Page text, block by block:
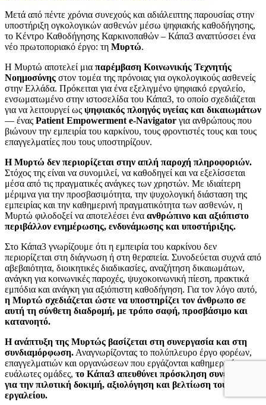
Μετά από πέντε χρόνια συνεχούς και αδιάλειπτης παρουσίας στην
υποστήριξη ογκολογικών ασθενών μέσω ψηφιακής καθοδήγησης,
το Κέντρο Καθοδήγησης Καρκινοπαθών – Κάπα3 αναπτύσσει ένα
νέο πρωτοποριακό έργο: τη Μυρτώ.
Η Μυρτώ αποτελεί μια παρέμβαση Κοινωνικής Τεχνητής
Νοημοσύνης στον τομέα της πρόνοιας για ογκολογικούς ασθενείς
στην Ελλάδα. Πρόκειται για ένα εξελιγμένο ψηφιακό εργαλείο,
ενσωματωμένο στην ιστοσελίδα του Κάπα3, το οποίο σχεδιάζεται
για να λειτουργεί ως ψηφιακός πλοηγός υγείας και δικαιωμάτων
— ένας Patient Empowerment e-Navigator για ανθρώπους που
βιώνουν την εμπειρία του καρκίνου, τους φροντιστές τους και τους
επαγγελματίες που τους υποστηρίζουν.
Η Μυρτώ δεν περιορίζεται στην απλή παροχή πληροφοριών.
Στόχος της είναι να συνομιλεί, να καθοδηγεί και να εξελίσσεται
μέσα από τις πραγματικές ανάγκες των χρηστών. Με ιδιαίτερη
μέριμνα για την προσβασιμότητα, την ψυχολογική διάσταση της
εμπειρίας και την καθημερινή πραγματικότητα των ασθενών, η
Μυρτώ φιλοδοξεί να αποτελέσει ένα ανθρώπινο και αξιόπιστο
περιβάλλον ενημέρωσης, ενδυνάμωσης και υποστήριξης.
Στο Κάπα3 γνωρίζουμε ότι η εμπειρία του καρκίνου δεν
περιορίζεται στη διάγνωση ή στη θεραπεία. Συνοδεύεται συχνά από
αβεβαιότητα, διοικητικές διαδικασίες, αναζήτηση δικαιωμάτων,
ανάγκη για κοινωνικές παροχές, ψυχοκοινωνική πίεση, πρακτικά
εμπόδια και ανάγκη για αξιόπιστη καθοδήγηση. Για τον λόγο αυτό,
η Μυρτώ σχεδιάζεται ώστε να υποστηρίζει τον άνθρωπο σε
αυτή τη σύνθετη διαδρομή, με τρόπο σαφή, προσβάσιμο και
κατανοητό.
Η ανάπτυξη της Μυρτώς βασίζεται στη συνεργασία και στη
συνδιαμόρφωση. Αναγνωρίζοντας το πολύπλευρο έργο φορέων,
επαγγελματιών και οργανώσεων που εργάζονται καθημερινά με
ευάλωτες ομάδες, το Κάπα3 απευθύνει πρόσκληση συνεργασίας
για την πιλοτική δοκιμή, αξιολόγηση και βελτίωση του
εργαλείου.